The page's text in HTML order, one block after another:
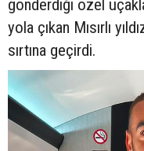
gönderdiği özel
yola çıkan Mısırlı
sırtına geçirdi.